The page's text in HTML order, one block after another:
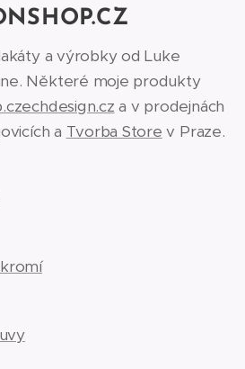
a výrobky od Luke
Některé moje produkty
a v prodejnách
a Tvorba Store v Praze.